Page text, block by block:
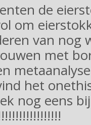
de
om
van nog
met
het
nog eens